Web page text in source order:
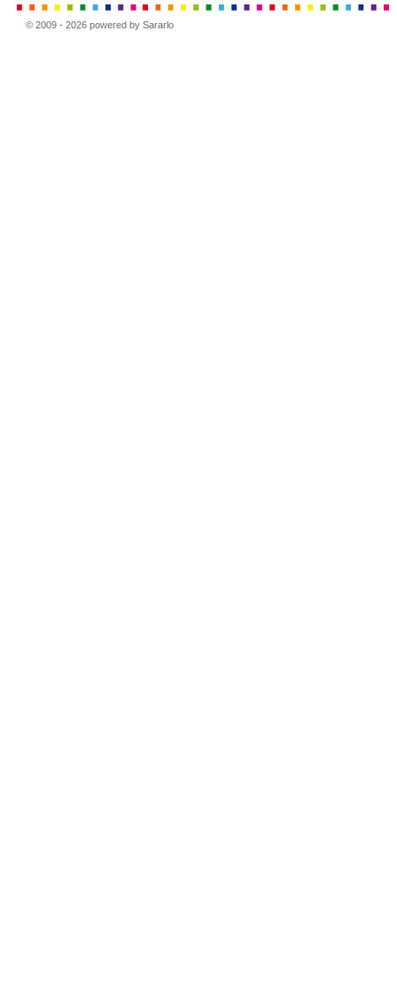
© 2009 - 2026 powered by Sararlo